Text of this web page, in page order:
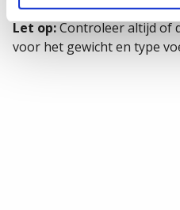
Let op:Controleer altijd of
voor het gewicht en type